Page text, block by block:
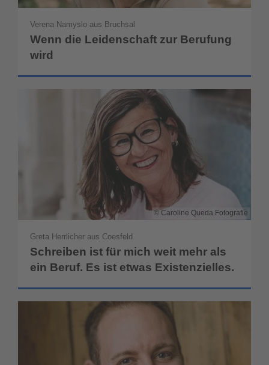
Verena Namyslo aus Bruchsal
Wenn die Leidenschaft zur Berufung
wird
Caroline Queda Fotografie
Greta Herrlicher aus Coesfeld
Schreiben ist für mich weit mehr als
ein Beruf. Es ist etwas Existenzielles.